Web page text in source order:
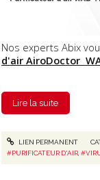
Nos experts Abix
d'air AiroDoctor
Lire la suite
LIEN PERMANENT
#PURIFICATEUR D'AIR,